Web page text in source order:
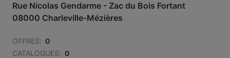
Rue Nicolas Gendarme - Zac du Bois Fortant
08000 Charleville-Mézières
OFFRES: 0
CATALOGUES: 0